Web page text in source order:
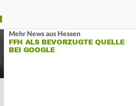
Mehr News aus Hessen
FFH ALS BEVORZUGTE QUELLE
BEI GOOGLE